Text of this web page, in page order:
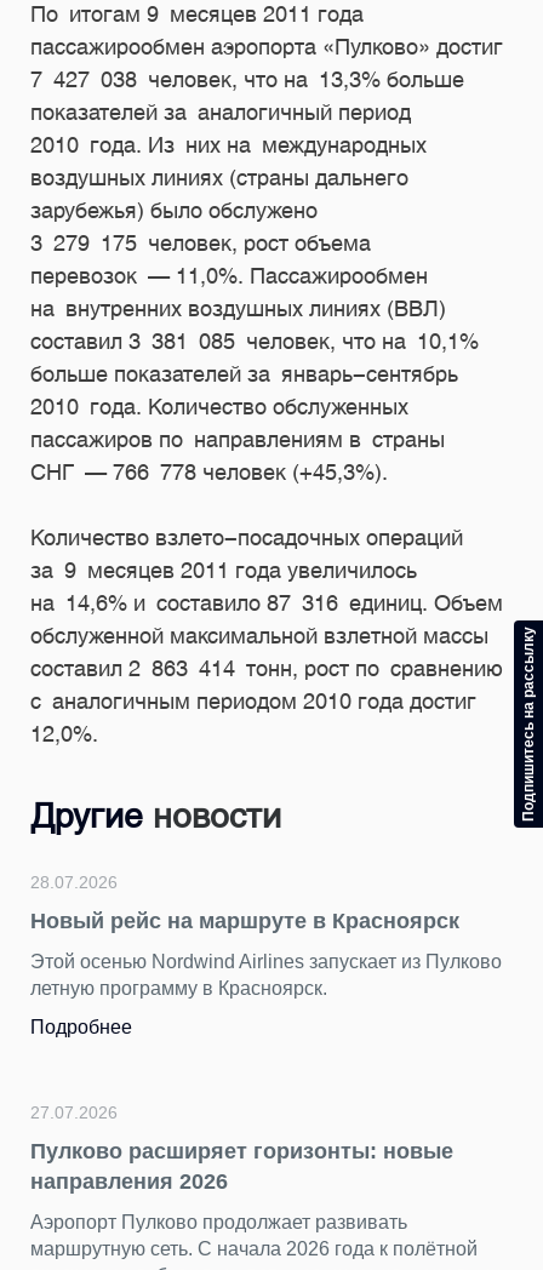
По итогам 9 месяцев 2011 года
пассажирообмен аэропорта «Пулково» достиг
7 427 038 человек, что на 13,3% больше
показателей за аналогичный период
2010 года. Из них на международных
воздушных линиях (страны дальнего
зарубежья) было обслужено
3 279 175 человек, рост объема
перевозок — 11,0%. Пассажирообмен
на внутренних воздушных линиях (ВВЛ)
составил 3 381 085 человек, что на 10,1%
больше показателей за январь-сентябрь
2010 года. Количество обслуженных
пассажиров по направлениям в страны
СНГ — 766 778 человек (+45,3%).
Количество взлето-посадочных операций
за 9 месяцев 2011 года увеличилось
на 14,6% и составило 87 316 единиц. Объем
обслуженной максимальной взлетной массы
составил 2 863 414 тонн, рост по сравнению
с аналогичным периодом 2010 года достиг
12,0%.
Другие новости
28.07.2026
Новый рейс на маршруте в Красноярск
Этой осенью Nordwind Airlines запускает из Пулково
летную программу в Красноярск.
Подробнее
27.07.2026
Пулково расширяет горизонты: новые
направления 2026
Аэропорт Пулково продолжает развивать
маршрутную сеть. С начала 2026 года к полётной
Подпишитесь на рассылку